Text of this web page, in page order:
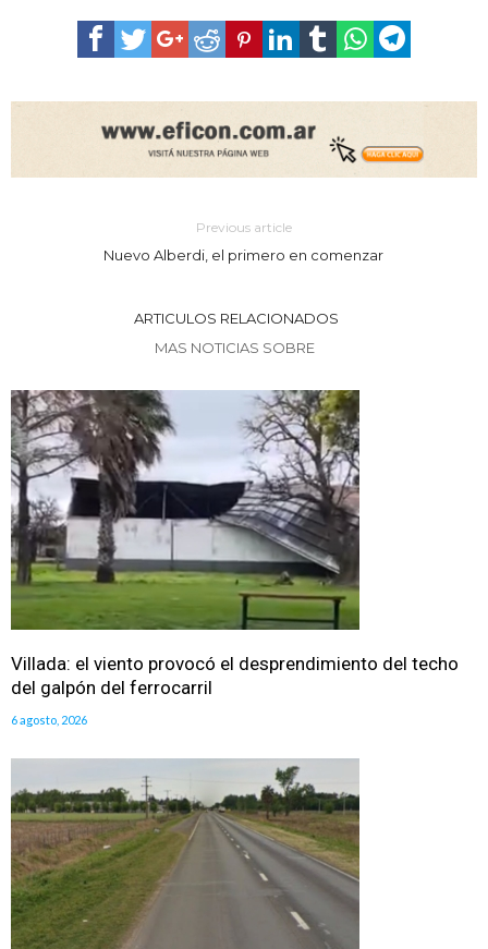
Previous article
Nuevo Alberdi, el primero en comenzar
ARTICULOS RELACIONADOS
MAS NOTICIAS SOBRE
Villada: el viento provocó el desprendimiento del techo
del galpón del ferrocarril
6 agosto, 2026